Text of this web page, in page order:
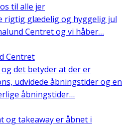
til alle jer
rigtig glædelig og hyggelig jul
Centret og vi håber…
Centret
det betyder at der er
udvidede åbningstider og en
åbningstider…
og takeaway er åbnet i